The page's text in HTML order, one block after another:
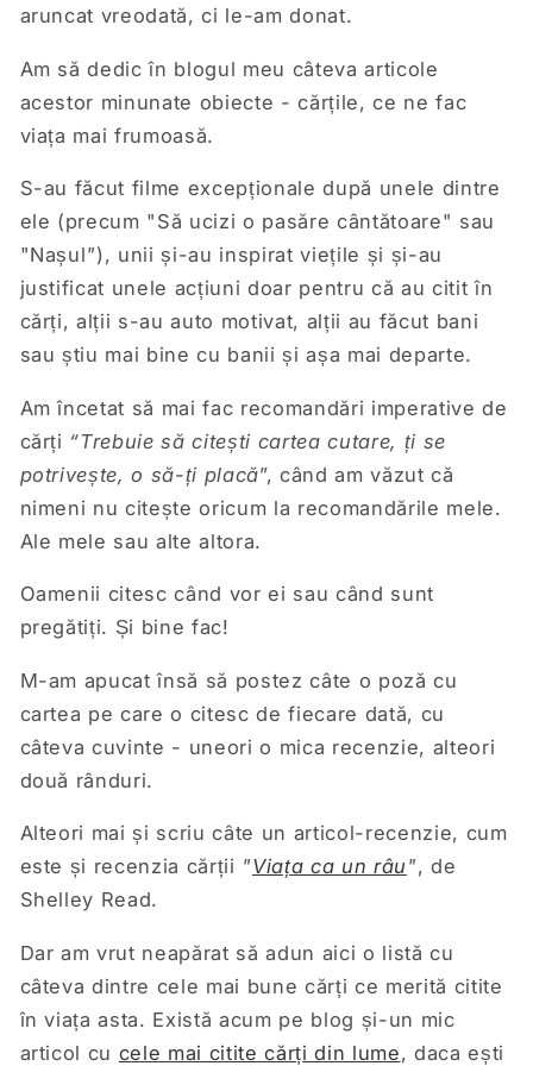
aruncat vreodată, ci le-am donat.
Am să dedic în blogul meu câteva articole
acestor minunate obiecte - cărțile, ce ne fac
viața mai frumoasă.
S-au făcut filme excepționale după unele dintre
ele (precum "Să ucizi o pasăre cântătoare" sau
"Nașul"), unii și-au inspirat viețile și și-au
justificat unele acțiuni doar pentru că au citit în
cărți, alții s-au auto motivat, alții au făcut bani
sau știu mai bine cu banii și așa mai departe.
Am încetat să mai fac recomandări imperative de
cărți “Trebuie să citești cartea cutare, ți se
potrivește, o să-ți placă”, când am văzut că
nimeni nu citește oricum la recomandările mele.
Ale mele sau alte altora.
Oamenii citesc când vor ei sau când sunt
pregătiți. Și bine fac!
M-am apucat însă să postez câte o poză cu
cartea pe care o citesc de fiecare dată, cu
câteva cuvinte - uneori o mica recenzie, alteori
două rânduri.
Alteori mai și scriu câte un articol-recenzie, cum
este și recenzia cărții "Viața ca un râu ", de
Shelley Read.
Dar am vrut neapărat să adun aici o listă cu
câteva dintre cele mai bune cărți ce merită citite
în viața asta. Există acum pe blog și-un mic
articol cu cele mai citite cărți din lume, daca ești